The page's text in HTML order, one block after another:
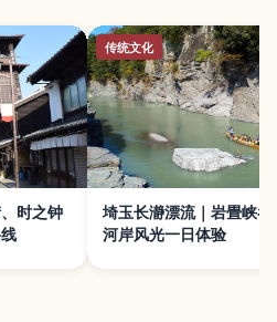
时之钟
传统文化
埼玉长瀞漂流｜岩畳峡谷
河岸风光一日体验